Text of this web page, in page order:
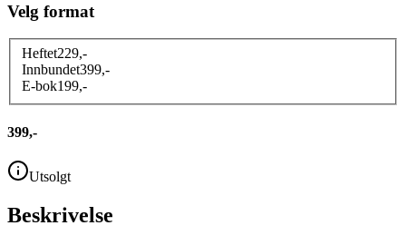
Velg format
Heftet229,-
Innbundet399,-
E-bok199,-
399,-
Utsolgt
Beskrivelse